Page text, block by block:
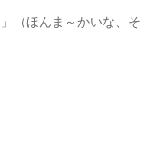
（ほんま～かいな、そ